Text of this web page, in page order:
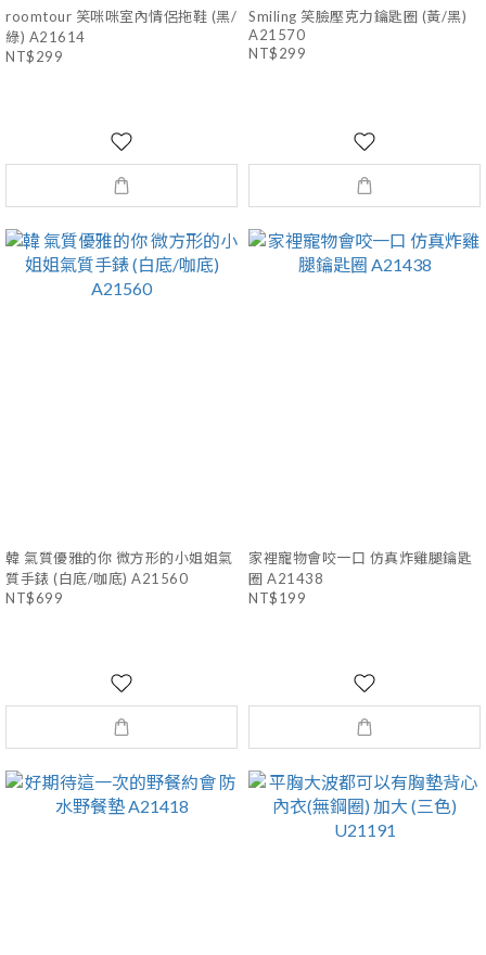
roomtour 笑咪咪室內情侶拖鞋 (黑/
綠) A21614
NT$299
Smiling 笑臉壓克力鑰匙圈 (黃/黑)
A21570
NT$299
韓 氣質優雅的你 微方形的小姐姐氣
質手錶 (白底/咖底) A21560
NT$699
家裡寵物會咬一口 仿真炸雞腿鑰匙
圈 A21438
NT$199